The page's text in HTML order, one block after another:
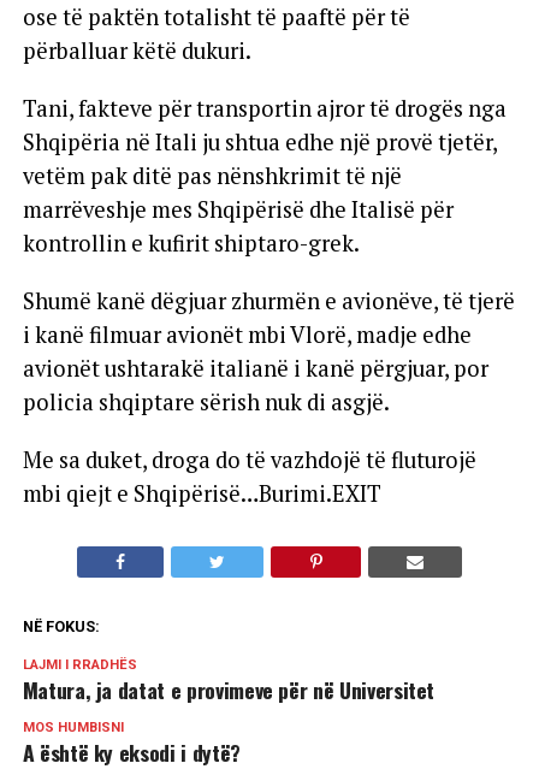
ose të paktën totalisht të paaftë për të
përballuar këtë dukuri.
Tani, fakteve për transportin ajror të drogës nga
Shqipëria në Itali ju shtua edhe një provë tjetër,
vetëm pak ditë pas nënshkrimit të një
marrëveshje mes Shqipërisë dhe Italisë për
kontrollin e kufirit shiptaro-grek.
Shumë kanë dëgjuar zhurmën e avionëve, të tjerë
i kanë filmuar avionët mbi Vlorë, madje edhe
avionët ushtarakë italianë i kanë përgjuar, por
policia shqiptare sërish nuk di asgjë.
Me sa duket, droga do të vazhdojë të fluturojë
mbi qiejt e Shqipërisë…Burimi.EXIT
NË FOKUS:
LAJMI I RRADHËS
Matura, ja datat e provimeve për në Universitet
MOS HUMBISNI
A është ky eksodi i dytë?